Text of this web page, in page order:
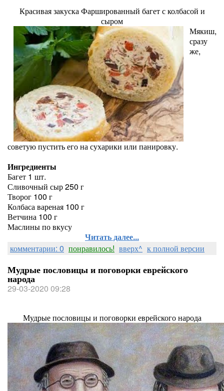
Красивая закуска Фаршированный багет с колбасой и
сыром
Мякиш,
сразу
же,
советую пустить его на сухарики или панировку.
Ингредиенты
Багет 1 шт.
Сливочный сыр 250 г
Творог 100 г
Колбаса вареная 100 г
Ветчина 100 г
Маслины по вкусу
Читать далее...
комментарии: 0 понравилось! вверх^ к полной версии
Мудрые пословицы и поговорки еврейского
народа
29-03-2020 09:28
Мудрые пословицы и поговорки еврейского народа